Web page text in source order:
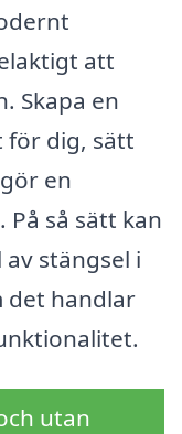
att
Skapa en
för dig, sätt
en
så sätt kan
stängsel i
det handlar
utan